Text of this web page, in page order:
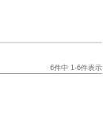
6件中 1-6件表示